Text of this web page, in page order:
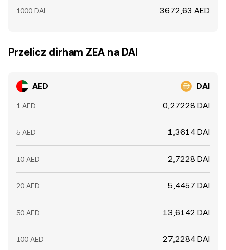
1000 DAI 3672,63 AED
Przelicz dirham ZEA na DAI
AED DAI
1 AED 0,27228 DAI
5 AED 1,3614 DAI
10 AED 2,7228 DAI
20 AED 5,4457 DAI
50 AED 13,6142 DAI
100 AED 27,2284 DAI